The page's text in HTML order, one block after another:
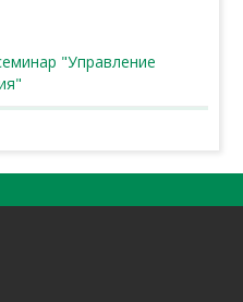
"Управление